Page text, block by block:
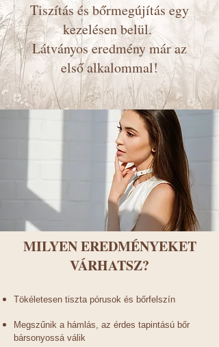
Tiszítás és bőrmegújítás egy
kezelésen belül.
Látványos eredmény már az
első alkalommal!
MILYEN EREDMÉNYEKET
VÁRHATSZ?
Tökéletesen tiszta pórusok és bőrfelszín
Megszűnik a hámlás, az érdes tapintású bőr
bársonyossá válik